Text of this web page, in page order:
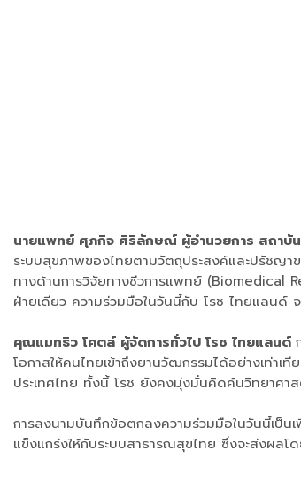
นายแพทย์ ศุภกิจ ศิริลักษณ์ ผู้อำนวยการ สถาบั
ระบบสุขภาพของไทยตามวัตถุประสงค์และปรัชญ
ทางด้านการวิจัยทางชีวการแพทย์ (Biomedical
ฝ่ายเดียว ความร่วมมือในวันนี้กับ โรช ไทยแลนด์
คุณแมทธิว โคตส์ ผู้จัดการทั่วไป โรช ไทยแลนด์
โอกาสให้คนไทยเข้าถึงยานวัฒกรรมได้อย่างเท่าเ
ประเทศไทย ทั้งนี้ โรช ยังคงมุ่งมั่นคิดค้นวิทยาศ
การลงนามบันทึกข้อตกลงความร่วมมือในวันนี้เป็น
แข็งแกร่งให้กับระบบสาธารณสุขไทย ซึ่งจะส่งผล